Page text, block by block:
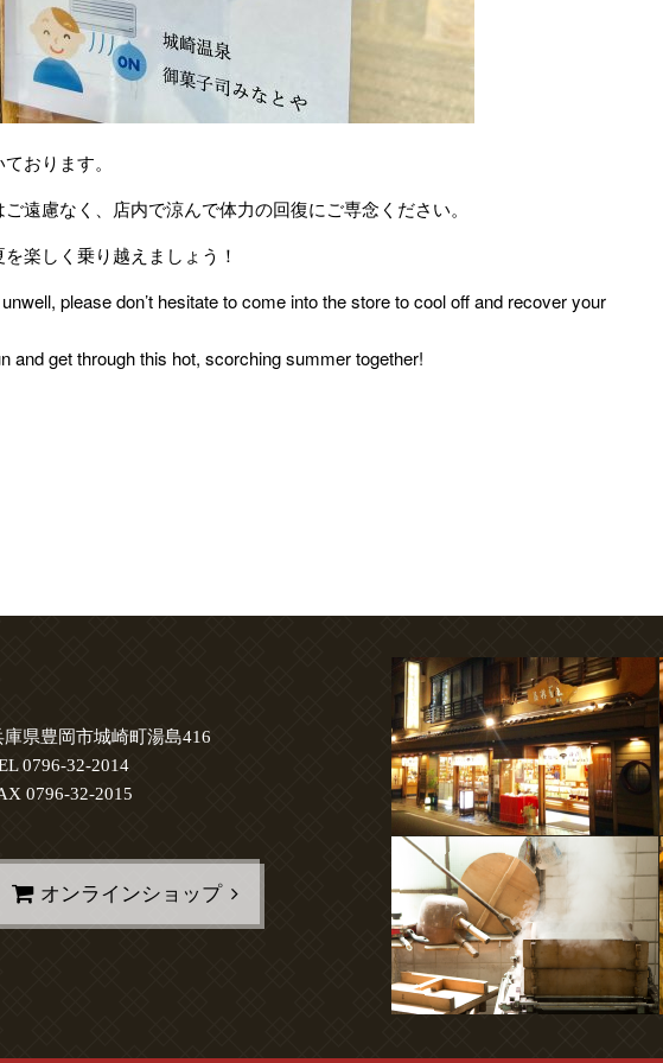
おります。
遠慮なく、店内で涼んで体力の回復にご専念ください。
楽しく乗り越えましょう！
unwell, please don’t hesitate to come into the store to cool off and recover your
and get through this hot, scorching summer together!
庫県豊岡市城崎町湯島416
0796-32-2014
0796-32-2015
オンラインショップ